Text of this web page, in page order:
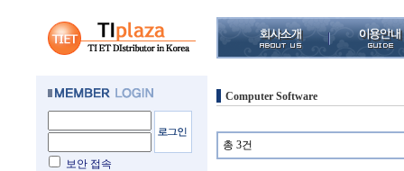
보안 접속
Computer Software
총 3건